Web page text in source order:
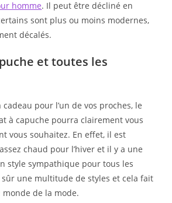
homme. Il peut être décliné en
sont plus ou moins modernes,
décalés.
et toutes les
pour l’un de vos proches, le
à capuche pourra clairement vous
vous souhaitez. En effet, il est
chaud pour l’hiver et il y a une
style sympathique pour tous les
une multitude de styles et cela fait
de la mode.